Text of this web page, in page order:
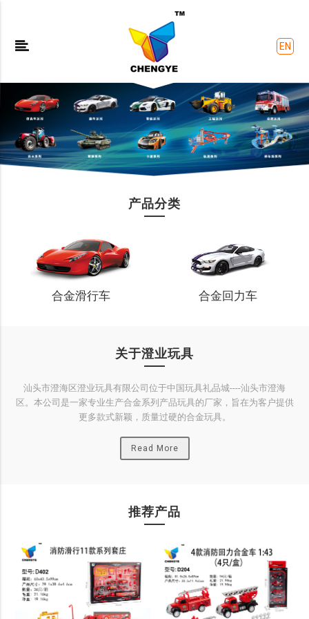
EN
产品分类
合金滑行车 合金回力车
关于澄业玩具
汕头市澄海区澄业玩具有限公司位于中国玩具礼品城----汕头市澄海
区。本公司是一家专业生产合金系列产品玩具的厂家，旨在为客户提供
更多款式新颖，质量过硬的合金玩具。
Read More
推荐产品